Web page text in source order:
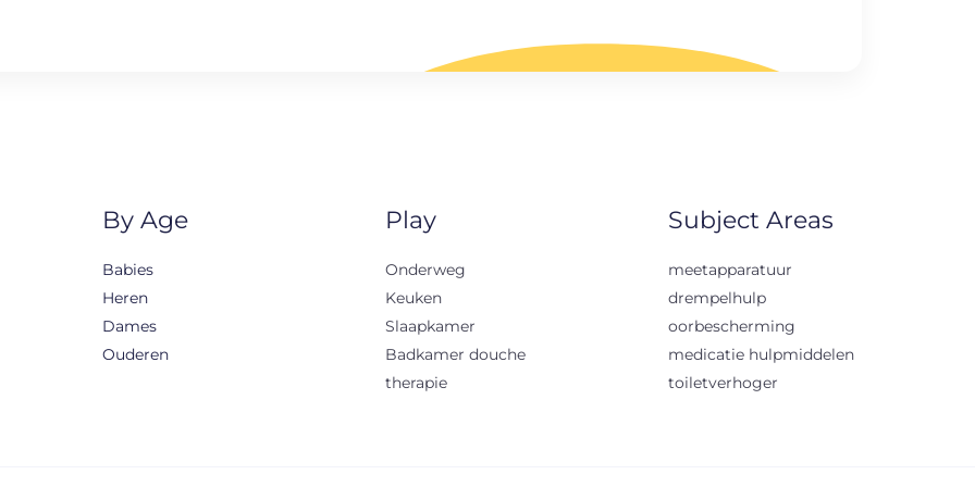
By Age
Babies
Heren
Dames
Ouderen
Play
Onderweg
Keuken
Slaapkamer
Badkamer douche
therapie
Subject Areas
meetapparatuur
drempelhulp
oorbescherming
medicatie hulpmiddelen
toiletverhoger